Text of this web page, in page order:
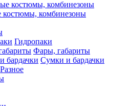
костюмы, комбинезоны
Гидропаки
Фары, габариты
Сумки и бардачки
Разное